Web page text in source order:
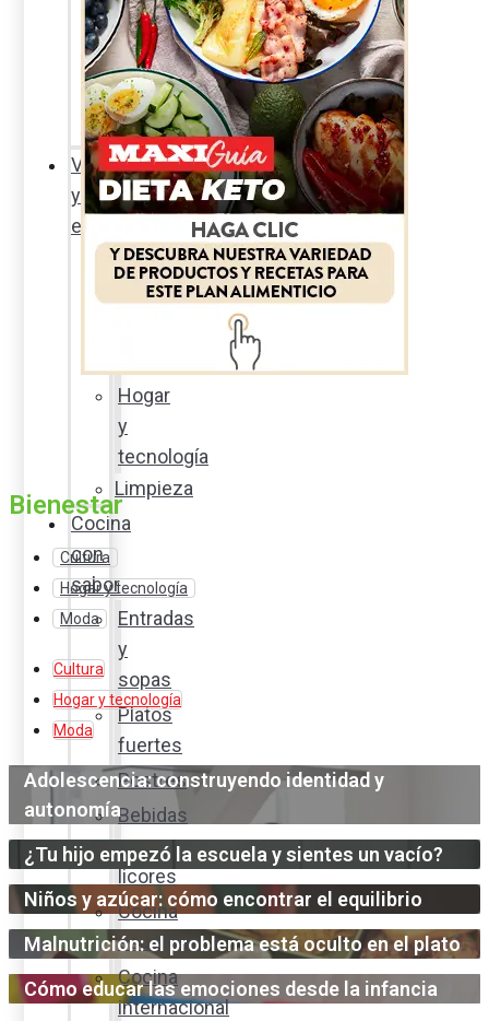
Sexualidad
responsable
En
la
percha
Vida
y
estilo
Productos
nuevos
Hogar
y
tecnología
Limpieza
Cocina
con
sabor
Entradas
y
sopas
Platos
fuertes
Postres
Bebidas
y
licores
Cocina
ecuatoriana
Cocina
internacional
Bienestar
Cultura
Hogar y tecnología
Moda
Cultura
Hogar y tecnología
Moda
Adolescencia: construyendo identidad y
autonomía
¿Tu hijo empezó la escuela y sientes un vacío?
Niños y azúcar: cómo encontrar el equilibrio
Malnutrición: el problema está oculto en el plato
Cómo educar las emociones desde la infancia